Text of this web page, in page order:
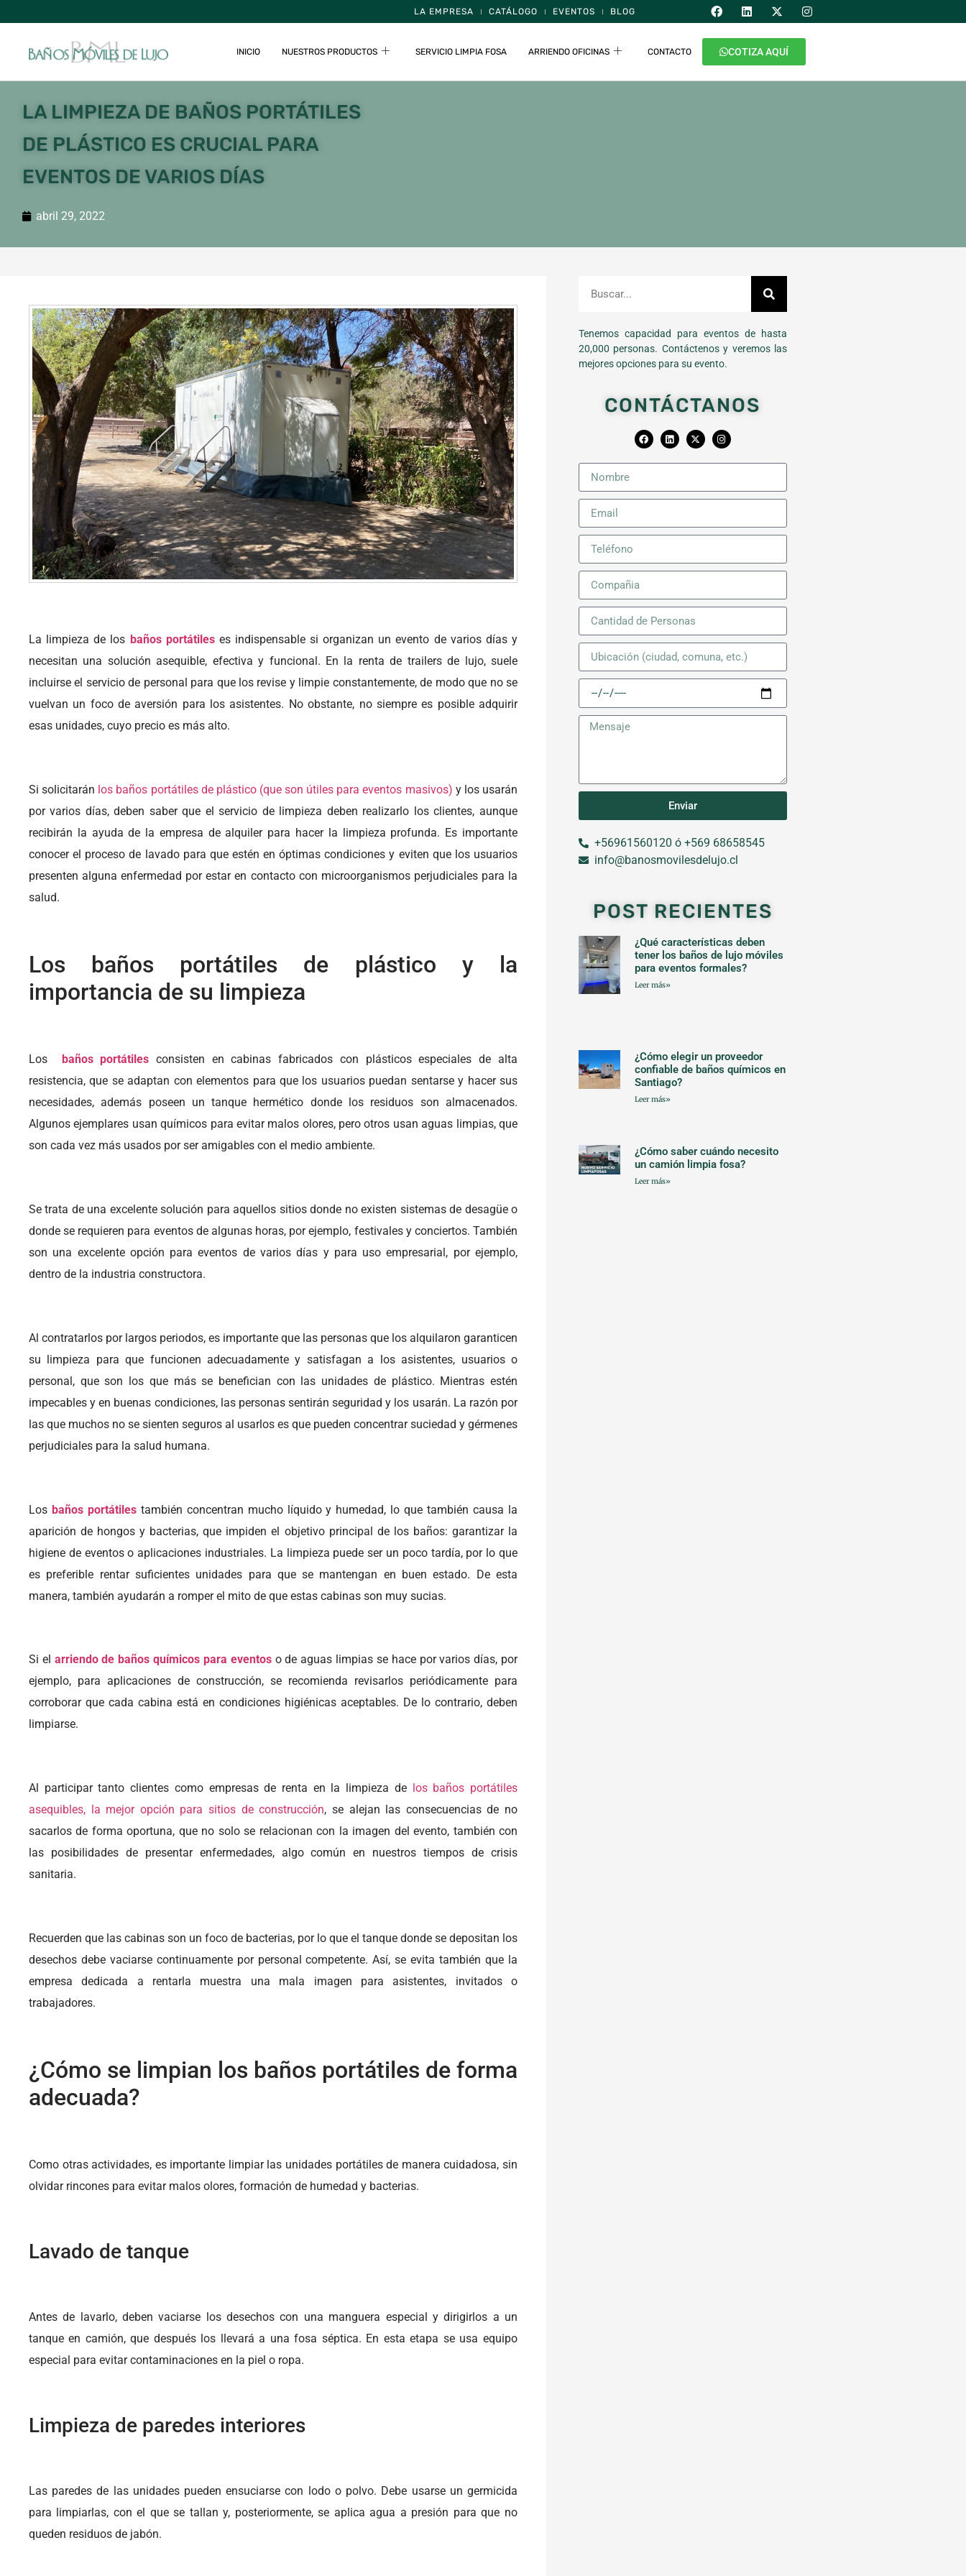
LA EMPRESA CATÁLOGO EVENTOS BLOG
INICIO NUESTROS PRODUCTOS SERVICIO LIMPIA FOSA ARRIENDO OFICINAS CONTACTO COTIZA AQUÍ
LA LIMPIEZA DE BAÑOS PORTÁTILES
DE PLÁSTICO ES CRUCIAL PARA
EVENTOS DE VARIOS DÍAS
abril 29, 2022
La limpieza de los baños portátileses indispensable si organizan un evento de varios días y
necesitan una solución asequible, efectiva y funcional. En la renta de trailers de lujo, suele
incluirse el servicio de personal para que los revise y limpie constantemente, de modo que no se
vuelvan un foco de aversión para los asistentes. No obstante, no siempre es posible adquirir
esas unidades, cuyo precio es más alto.
Si solicitarán los baños portátiles de plástico (que son útiles para eventos masivos) y los usarán
por varios días, deben saber que el servicio de limpieza deben realizarlo los clientes, aunque
recibirán la ayuda de la empresa de alquiler para hacer la limpieza profunda. Es importante
conocer el proceso de lavado para que estén en óptimas condiciones y eviten que los usuarios
presenten alguna enfermedad por estar en contacto con microorganismos perjudiciales para la
salud.
Los baños portátiles de plástico y la
importancia de su limpieza
Los baños portátiles consisten en cabinas fabricados con plásticos especiales de alta
resistencia, que se adaptan con elementos para que los usuarios puedan sentarse y hacer sus
necesidades, además poseen un tanque hermético donde los residuos son almacenados.
Algunos ejemplares usan químicos para evitar malos olores, pero otros usan aguas limpias, que
son cada vez más usados por ser amigables con el medio ambiente.
Se trata de una excelente solución para aquellos sitios donde no existen sistemas de desagüe o
donde se requieren para eventos de algunas horas, por ejemplo, festivales y conciertos. También
son una excelente opción para eventos de varios días y para uso empresarial, por ejemplo,
dentro de la industria constructora.
Al contratarlos por largos periodos, es importante que las personas que los alquilaron garanticen
su limpieza para que funcionen adecuadamente y satisfagan a los asistentes, usuarios o
personal, que son los que más se benefician con las unidades de plástico. Mientras estén
impecables y en buenas condiciones, las personas sentirán seguridad y los usarán. La razón por
las que muchos no se sienten seguros al usarlos es que pueden concentrar suciedad y gérmenes
perjudiciales para la salud humana.
Los baños portátilestambién concentran mucho líquido y humedad, lo que también causa la
aparición de hongos y bacterias, que impiden el objetivo principal de los baños: garantizar la
higiene de eventos o aplicaciones industriales. La limpieza puede ser un poco tardía, por lo que
es preferible rentar suficientes unidades para que se mantengan en buen estado. De esta
manera, también ayudarán a romper el mito de que estas cabinas son muy sucias.
Si el arriendo de baños químicos para eventoso de aguas limpias se hace por varios días, por
ejemplo, para aplicaciones de construcción, se recomienda revisarlos periódicamente para
corroborar que cada cabina está en condiciones higiénicas aceptables. De lo contrario, deben
limpiarse.
Al participar tanto clientes como empresas de renta en la limpieza de los baños portátiles
asequibles, la mejor opción para sitios de construcción, se alejan las consecuencias de no
sacarlos de forma oportuna, que no solo se relacionan con la imagen del evento, también con
las posibilidades de presentar enfermedades, algo común en nuestros tiempos de crisis
sanitaria.
Recuerden que las cabinas son un foco de bacterias, por lo que el tanque donde se depositan los
desechos debe vaciarse continuamente por personal competente. Así, se evita también que la
empresa dedicada a rentarla muestra una mala imagen para asistentes, invitados o
trabajadores.
¿Cómo se limpian los baños portátiles de forma
adecuada?
Como otras actividades, es importante limpiar las unidades portátiles de manera cuidadosa, sin
olvidar rincones para evitar malos olores, formación de humedad y bacterias.
Lavado de tanque
Antes de lavarlo, deben vaciarse los desechos con una manguera especial y dirigirlos a un
tanque en camión, que después los llevará a una fosa séptica. En esta etapa se usa equipo
especial para evitar contaminaciones en la piel o ropa.
Limpieza de paredes interiores
Las paredes de las unidades pueden ensuciarse con lodo o polvo. Debe usarse un germicida
para limpiarlas, con el que se tallan y, posteriormente, se aplica agua a presión para que no
queden residuos de jabón.
Tenemos capacidad para eventos de hasta
20,000 personas. Contáctenos y veremos las
mejores opciones para su evento.
CONTÁCTANOS
Enviar
+56961560120 ó +569 68658545
info@banosmovilesdelujo.cl
POST RECIENTES
¿Qué características deben
tener los baños de lujo móviles
para eventos formales?
Leer más»
¿Cómo elegir un proveedor
confiable de baños químicos en
Santiago?
Leer más»
¿Cómo saber cuándo necesito
un camión limpia fosa?
Leer más»